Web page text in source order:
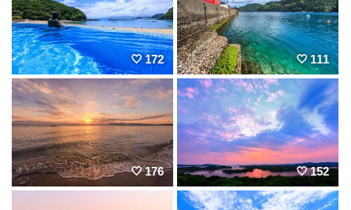
172 111
176 152